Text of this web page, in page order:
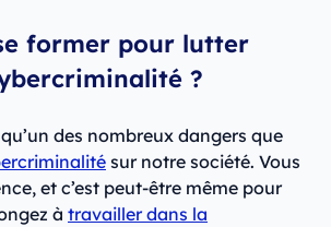
former pour lutter
?
des nombreux dangers que
sur notre société. Vous
et c’est peut-être même pour
à travailler dans la